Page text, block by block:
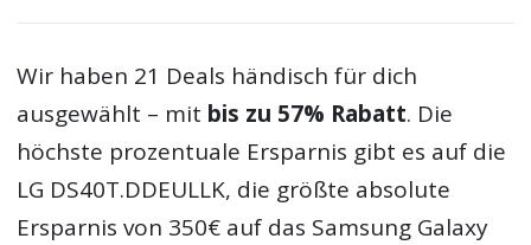
Wir haben 21 Deals händisch für dich
ausgewählt – mit bis zu 57% Rabatt. Die
höchste prozentuale Ersparnis gibt es auf die
LG DS40T.DDEULLK, die größte absolute
Ersparnis von 350€ auf das Samsung Galaxy